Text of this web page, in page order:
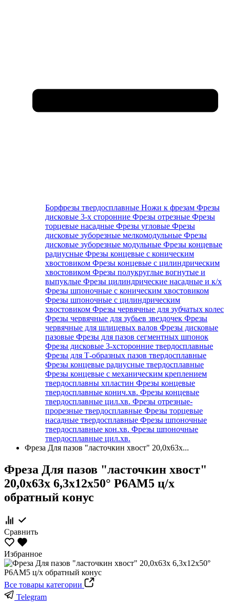
Борфрезы твердосплавные Ножи к фрезам Фрезы
дисковые 3-х сторонние Фрезы отрезные Фрезы
торцевые насадные Фрезы угловые Фрезы
дисковые зуборезные мелкомодульные Фрезы
дисковые зуборезные модульные Фрезы концевые
радиусные Фрезы концевые с коническим
хвостовиком Фрезы концевые с цилиндрическим
хвостовиком Фрезы полукруглые вогнутые и
выпуклые Фрезы цилиндрические насадные и к/х
Фрезы шпоночные с коническим хвостовиком
Фрезы шпоночные с цилиндрическим
хвостовиком Фрезы червячные для зубчатых колес
Фрезы червячные для зубьев звездочек Фрезы
червячные для шлицевых валов Фрезы дисковые
пазовые Фрезы для пазов сегментных шпонок
Фрезы дисковые 3-хсторонние твердосплавные
Фрезы для Т-образных пазов твердосплавные
Фрезы концевые радиусные твердосплавные
Фрезы концевые с механическим креплением
твердосплавны хпластин Фрезы концевые
твердосплавные конич.хв. Фрезы концевые
твердосплавные цил.хв. Фрезы отрезные-
прорезные твердосплавные Фрезы торцевые
насадные твердосплавные Фрезы шпоночные
твердосплавные кон.хв. Фрезы шпоночные
твердосплавные цил.хв.
Фреза Для пазов "ласточкин хвост" 20,0х63х...
Фреза Для пазов "ласточкин хвост"
20,0х63х 6,3х12х50° Р6АМ5 ц/х
обратный конус
Сравнить
Избранное
Все товары категории
Telegram